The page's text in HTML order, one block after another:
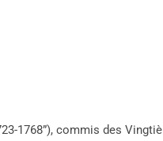
1768”), commis des